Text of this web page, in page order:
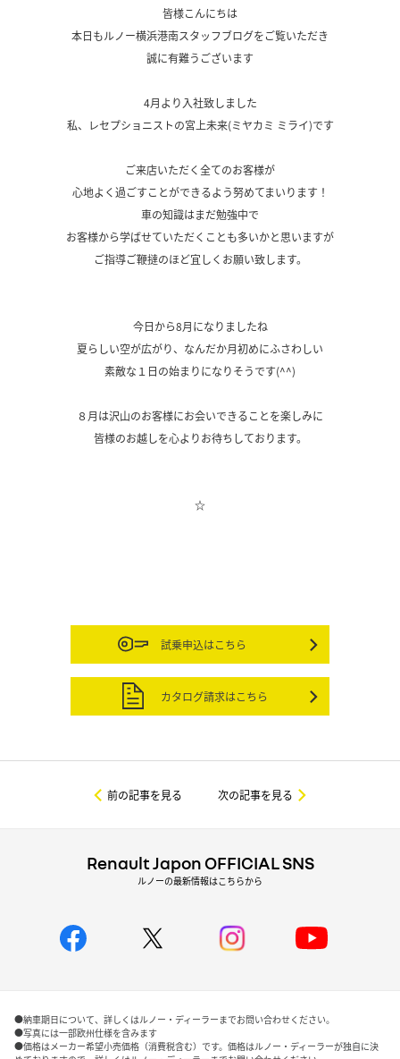
皆様こんにちは
本日もルノー横浜港南スタッフブログをご覧いただき
誠に有難うございます
4月より入社致しました
私、レセプショニストの宮上未来(ミヤカミ ミライ)です
ご来店いただく全てのお客様が
心地よく過ごすことができるよう努めてまいります！
車の知識はまだ勉強中で
お客様から学ばせていただくことも多いかと思いますが
ご指導ご鞭撻のほど宜しくお願い致します。
今日から8月になりましたね
夏らしい空が広がり、なんだか月初めにふさわしい
素敵な１日の始まりになりそうです(^^)
８月は沢山のお客様にお会いできることを楽しみに
皆様のお越しを心よりお待ちしております。
☆
試乗申込はこちら
カタログ請求はこちら
前の記事を見る 次の記事を見る
Renault Japon OFFICIAL SNS
ルノーの最新情報はこちらから
●納車期日について、詳しくはルノー・ディーラーまでお問い合わせください。
●写真には一部欧州仕様を含みます
●価格はメーカー希望小売価格（消費税含む）です。価格はルノー・ディーラーが独自に決